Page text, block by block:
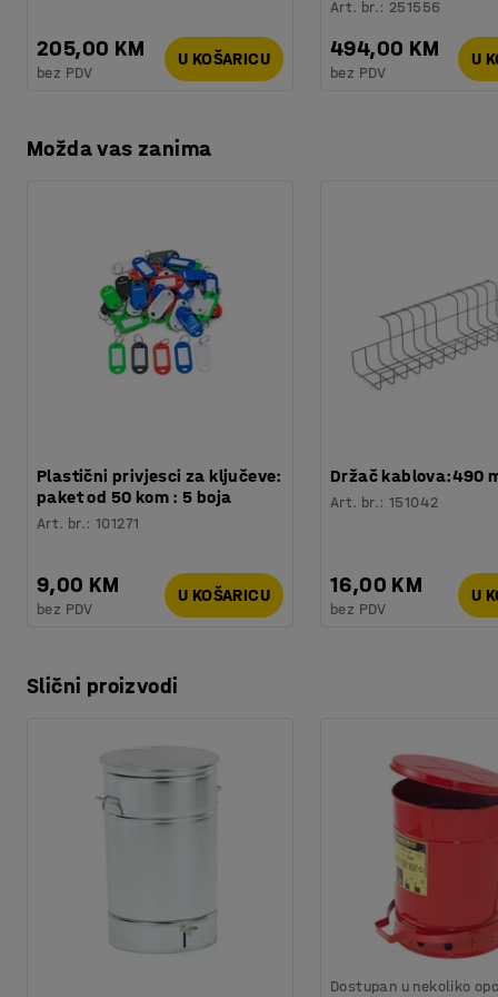
205,00 KM
bez PDV
U KOŠARICU
Art. br.: 251556
494,00 KM
bez PDV
U
Možda vas zanima
Plastični privjesci za ključeve:
paket od 50 kom : 5 boja
Art. br.:101271
9,00 KM
bez PDV
U KOŠARICU
Držač kablova:490
Art. br.:151042
16,00 KM
bez PDV
U
Slični proizvodi
Dostupan u nekoliko